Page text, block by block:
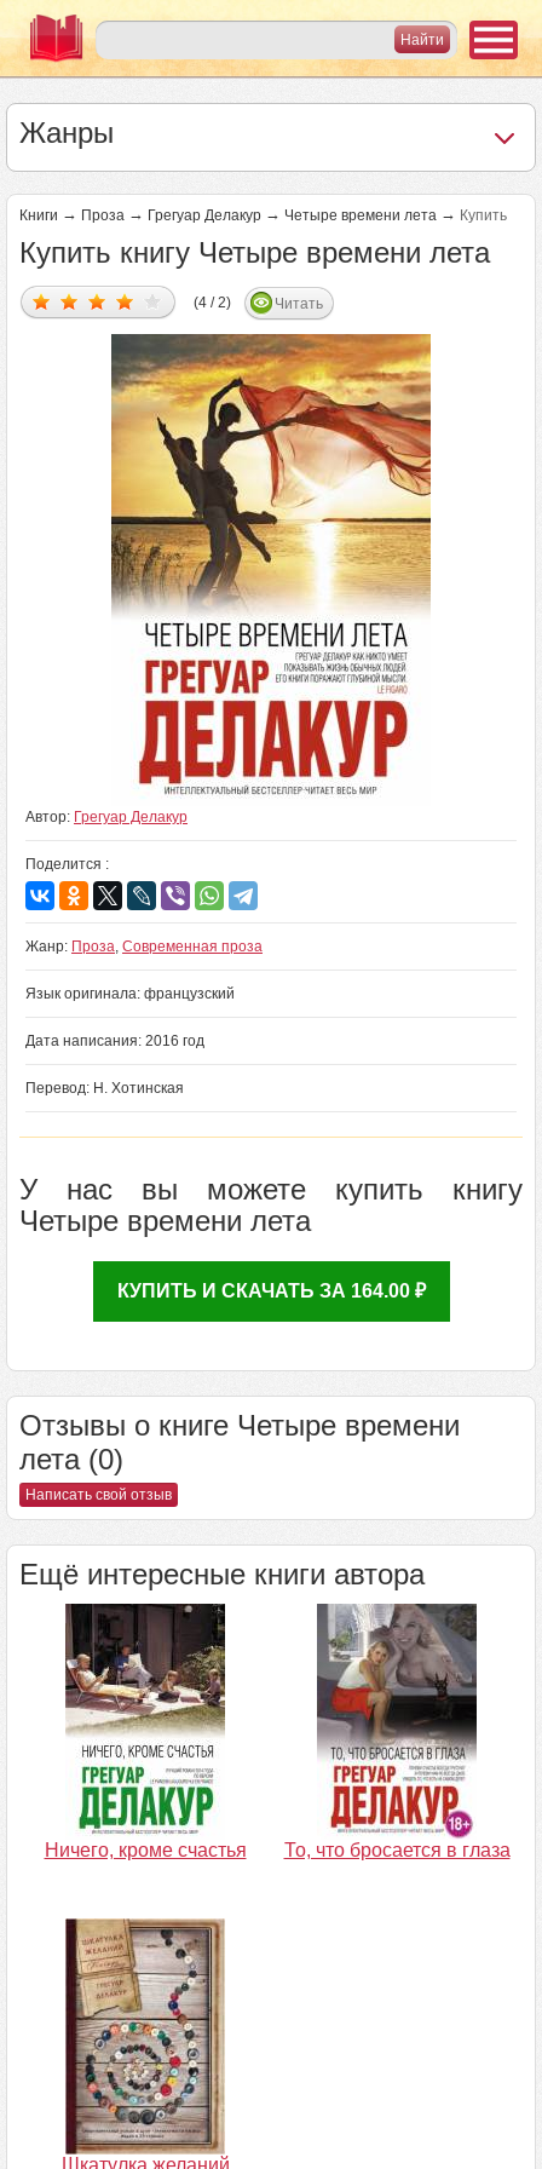
Жанры
Книги → Проза → Грегуар Делакур → Четыре времени лета → Купить
Купить книгу Четыре времени лета
(4 / 2) Читать
Автор: Грегуар Делакур
Поделится :
Жанр: Проза, Современная проза
Язык оригинала: французский
Дата написания: 2016 год
Перевод: Н. Хотинская
У нас вы можете купить книгу
Четыре времени лета
КУПИТЬ И СКАЧАТЬ ЗА 164.00 ₽
Отзывы о книге Четыре времени
лета (0)
Написать свой отзыв
Ещё интересные книги автора
Ничего, кроме счастья То, что бросается в глаза
Шкатулка желаний